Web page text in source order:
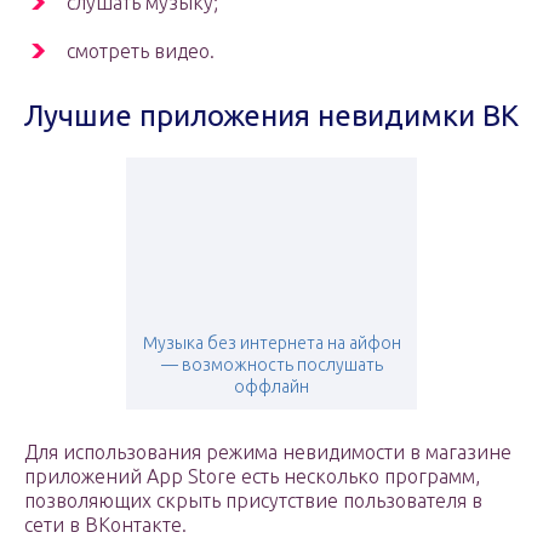
смотреть видео.
Лучшие приложения невидимки ВК
Музыка без интернета на айфон
— возможность послушать
оффлайн
Для использования режима невидимости в магазине
приложений App Store есть несколько программ,
позволяющих скрыть присутствие пользователя в
сети в ВКонтакте.